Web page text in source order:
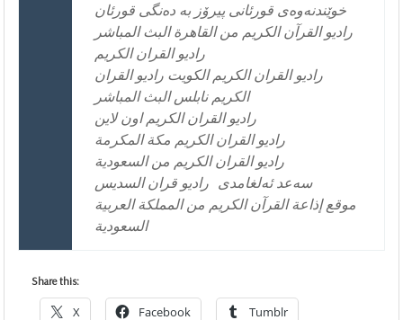
خوێندنه‌وه‌ی قورئانی پیرۆز به‌ ده‌نگی قورئان
راديو القرآن الكريم من القاهرة البث المباشر
راديو القران الكريم
راديو القران الكريم الكويت راديو القران
الكريم نابلس البث المباشر
راديو القران الكريم اون لاين
راديو القران الكريم مكة المكرمة
راديو القران الكريم من السعودية
راديو قران السديس سه‌عد ئه‌لغامدی
موقع إذاعة القرآن الكريم من المملكة العربية
السعودية
Share this:
X Facebook Tumblr